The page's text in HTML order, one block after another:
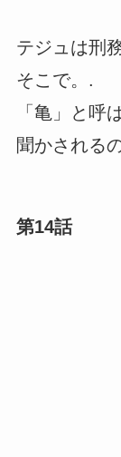
テジュは刑
そこで。.
「亀」と呼
聞かされる
第14話